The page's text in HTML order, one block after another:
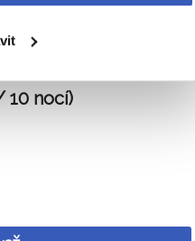
VE FUNCHALU
10 nocí)